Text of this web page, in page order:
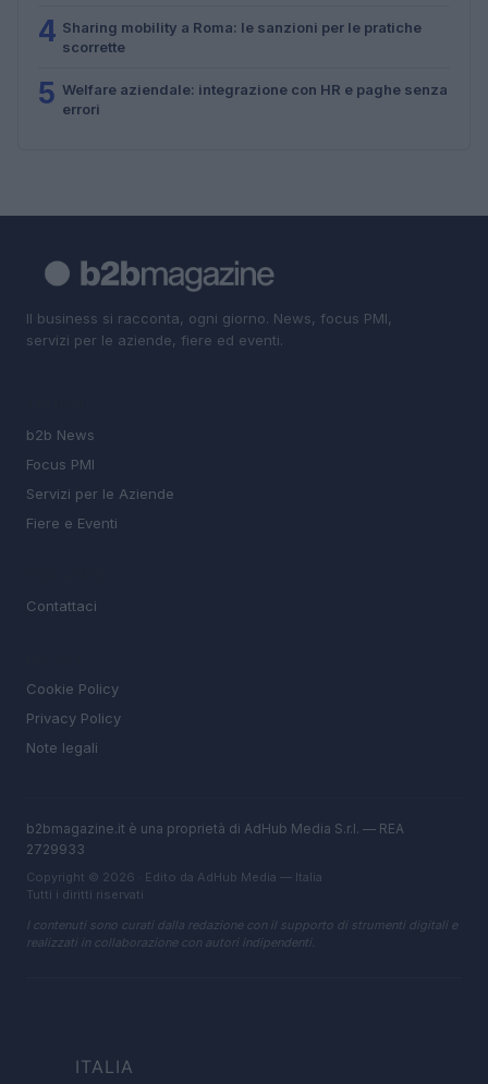
4 Sharing mobility a Roma: le sanzioni per le pratiche
scorrette
5 Welfare aziendale: integrazione con HR e paghe senza
errori
Il business si racconta, ogni giorno. News, focus PMI,
servizi per le aziende, fiere ed eventi.
b2b News
Focus PMI
Servizi per le Aziende
Fiere e Eventi
Contattaci
Cookie Policy
Privacy Policy
Note legali
b2bmagazine.it è una proprietà di AdHub Media S.r.l. — REA
2729933
Copyright © 2026 · Edito da AdHub Media — Italia
Tutti i diritti riservati
I contenuti sono curati dalla redazione con il supporto di strumenti digitali e
realizzati in collaborazione con autori indipendenti.
ITALIA